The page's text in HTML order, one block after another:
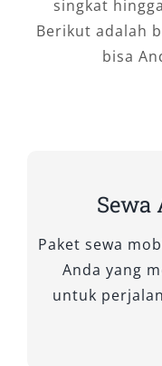
harga bersaing
perjalanan
Ketika mencari
kebutuhan
nyaman dan irit,
gaya perjalanan
menyediakan
Avanza Jayapura
singkat
Berikut adalah
bisa
Sewa
Paket sewa
Anda yang
untuk